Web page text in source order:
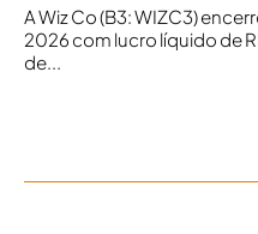
A Wiz Co (B3: WIZC3)
2026 com lucro líquido de
de...